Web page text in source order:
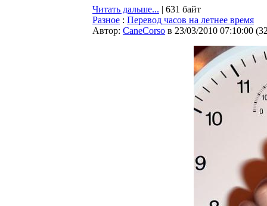
Читать дальше... | 631 байт
Разное : Перевод часов на летнее время
Автор: CaneCorso в 23/03/2010 07:10:00 (